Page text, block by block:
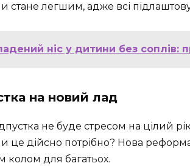
стане легшим, адже всі
ніс у дитини без соплів:
на новий лад
не буде стресом на цілий
це дійсно потрібно? Нова
колом для багатьох.